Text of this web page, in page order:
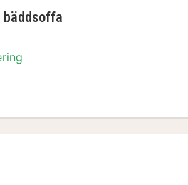
bäddsoffa